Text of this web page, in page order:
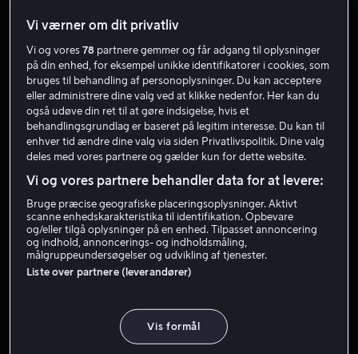
Superior
5.4 Drama Thriller 2021 1 t. 34 min
15 år
HD
Lej 49 kr
Køb 129 kr
Se trailer
Marian ser ingen anden udvej end at flygte fra sit
Marian ser ingen anden udvej end at flygte fra sit
Vi værner om dit privatliv
Vi og vores78 partnere gemmer og får adgang til oplysninger
på din enhed, for eksempel unikke identifikatorer i cookies, som
bruges til behandling af personoplysninger. Du kan acceptere
eller administrere dine valg ved at klikke nedenfor. Her kan du
også udøve din ret til at gøre indsigelse, hvis et
behandlingsgrundlag er baseret på legitim interesse. Du kan til
enhver tid ændre dine valg via siden Privatlivspolitik. Dine valg
deles med vores partnere og gælder kun for dette website.
Vi og vores partnere behandler data for at levere:
Bruge præcise geografiske placeringsoplysninger. Aktivt
scanne enhedskarakteristika til identifikation. Opbevare
og/eller tilgå oplysninger på en enhed. Tilpasset annoncering
og indhold, annoncerings- og indholdsmåling,
målgruppeundersøgelser og udvikling af tjenester.
Liste over partnere (leverandører)
Vis formål